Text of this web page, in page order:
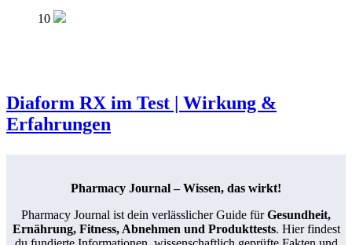
10
Diaform RX im Test | Wirkung &
Erfahrungen
Pharmacy Journal – Wissen, das wirkt!
Pharmacy Journal ist dein verlässlicher Guide fürGesundheit,
Ernährung, Fitness, Abnehmen und Produkttests. Hier findest